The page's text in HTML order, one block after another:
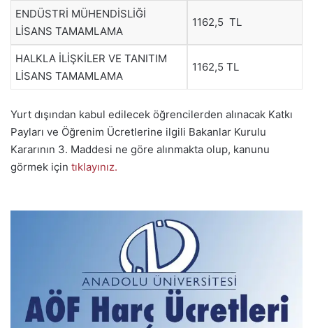
ENDÜSTRİ MÜHENDİSLİĞİ
LİSANS TAMAMLAMA
1162,5 TL
HALKLA İLİŞKİLER VE TANITIM
LİSANS TAMAMLAMA
1162,5 TL
Yurt dışından kabul edilecek öğrencilerden alınacak Katkı
Payları ve Öğrenim Ücretlerine ilgili Bakanlar Kurulu
Kararının 3. Maddesi ne göre alınmakta olup, kanunu
görmek için tıklayınız.